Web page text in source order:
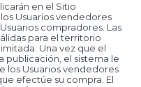
en el Sitio
Usuarios vendedores
compradores. Las
para el territorio
Una vez que el
publicación, el sistema le
los Usuarios vendedores
efectúe su compra. El